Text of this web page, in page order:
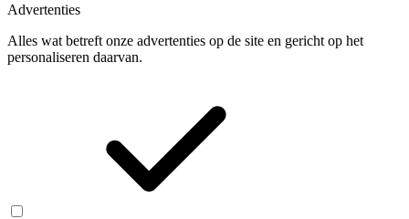
Advertenties
Alles wat betreft onze advertenties op de site en gericht op het
personaliseren daarvan.